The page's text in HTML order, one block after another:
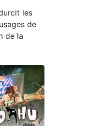
les
de
de la